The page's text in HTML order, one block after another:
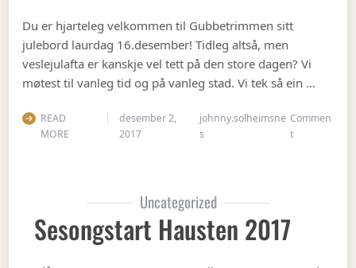
Du er hjarteleg velkommen til Gubbetrimmen sitt
julebord laurdag 16.desember! Tidleg altså, men
veslejulafta er kanskje vel tett på den store dagen? Vi
møtest til vanleg tid og på vanleg stad. Vi tek så ein …
READ
MORE
desember 2,
2017
johnny.solheimsne
s
Commen
ton Julebord
Uncategorized
Sesongstart Hausten 2017